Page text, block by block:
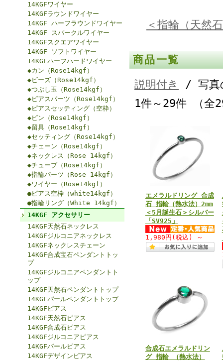
14KGFワイヤー
14KGFラウンドワイヤー
14KGF ハーフラウンドワイヤー
14KGF スパークルワイヤー
14KGFスクエアワイヤー
14KGF ソフトワイヤー
14KGFハーフハードワイヤー
◆カン（Rose14kgf）
◆ビーズ（Rose14kgf）
◆つぶし玉（Rose14kgf）
◆ピアスパーツ（Rose14kgf）
◆ピアスセッティング（空枠）
◆ピン（Rose14kgf）
◆留具（Rose14kgf）
◆セッティング（Rose14kgf）
◆チェーン（Rose14kgf）
◆ネックレス（Rose 14kgf）
◆チューブ（Rose14kgf）
◆指輪パーツ（Rose 14kgf）
◆ワイヤー（Rose14kgf）
●ピアス空枠（white14kgf）
●指輪リング（White 14kgf）
14KGF アクセサリー
14KGF天然石ネックレス
14KGFジルコニアネックレス
14KGFネックレスチェーン
14KGF合成宝石ペンダントトッ
プ
14KGFジルコニアペンダントト
ップ
14KGF天然石ペンダントトップ
14KGFパールペンダントトップ
14KGFピアス
14KGF天然石ピアス
14KGF合成石ピアス
14KGFジルコニアピアス
14KGFパールピアス
14KGFデザインピアス
＜指輪（天然
商品一覧
説明付き
/ 写真
1件～29件 （全
エメラルドリング 合成
石 指輪（熱水法）2mm
＜5月誕生石＞シルバー
「SV925」
1,980円 (税込) ～
合成石エメラルドリン
グ 指輪 （熱水法）